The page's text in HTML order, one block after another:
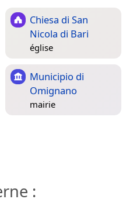
Chiesa di San
Nicola di Bari
église
Municipio di
Omignano
mairie
: